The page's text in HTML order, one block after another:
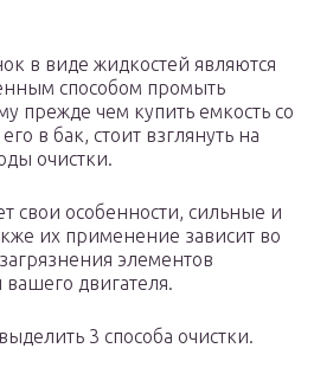
в виде жидкостей являются
способом промыть
прежде чем купить емкость со
в бак, стоит взглянуть на
очистки.
свои особенности, сильные и
их применение зависит во
элементов
двигателя.
3 способа очистки.